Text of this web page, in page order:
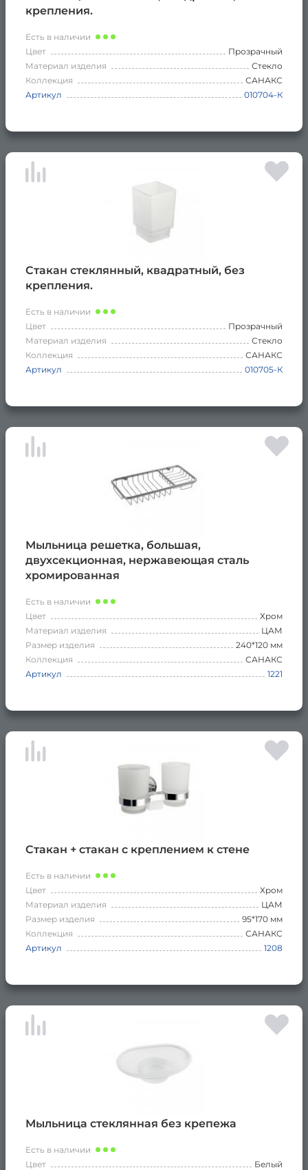
крепления.
Есть в наличии
Цвет
Прозрачный
Материал изделия
Стекло
Коллекция
САНАКС
Артикул
010704-К
Стакан стеклянный, квадратный, без
крепления.
Есть в наличии
Цвет
Прозрачный
Материал изделия
Стекло
Коллекция
САНАКС
Артикул
010705-К
Мыльница решетка, большая,
двухсекционная, нержавеющая сталь
хромированная
Есть в наличии
Цвет
Хром
Материал изделия
ЦАМ
Размер изделия
240*120 мм
Коллекция
САНАКС
Артикул
1221
Стакан + стакан с креплением к стене
Есть в наличии
Цвет
Хром
Материал изделия
ЦАМ
Размер изделия
95*170 мм
Коллекция
САНАКС
Артикул
1208
Мыльница стеклянная без крепежа
Есть в наличии
Цвет
Белый